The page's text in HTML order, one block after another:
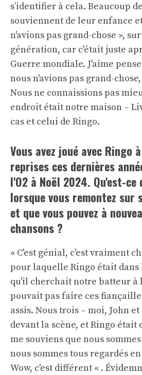
s’identifier à cela. Beaucoup
souviennent de leur enfance
n'avions pas grand-chose »,
génération, car c'était juste
Guerre mondiale. J'aime
nous n'avions pas grand-
Nous ne connaissions pas
endroit était notre maison –
cas et celui de Ringo.
Vous avez joué avec Ringo
reprises ces dernières
l'O2 à Noël 2024. Qu'est-
lorsque vous remontez sur
et que vous pouvez à
chansons ?
« C'est génial, c'est vraiment
pour laquelle Ringo était
qu'il cherchait notre batteur à
pouvait pas faire ces
assis. Nous trois – moi, John
devant la scène, et Ringo
me souviens que nous
nous sommes tous regardés
Wow, c'est différent « .